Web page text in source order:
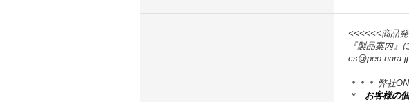
<<<<<<商品
『製品案内』
＊＊＊ 弊社
＊
お客様の